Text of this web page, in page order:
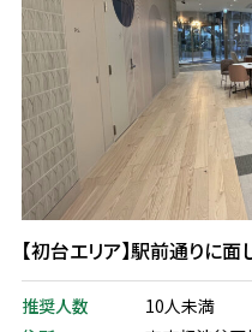
【初台エリア】駅前通りに面
推奨人数
10人未満